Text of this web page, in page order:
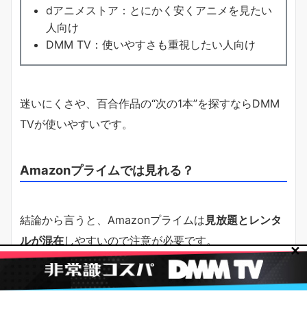
dアニメストア：とにかく安くアニメを見たい
人向け
DMM TV：使いやすさも重視したい人向け
迷いにくさや、百合作品の“次の1本”を探すならDMM
TVが使いやすいです。
Amazonプライムでは見れる？
結論から言うと、Amazonプライムは 見放題とレンタ
ルが混在しやすいので注意が必要です。
なぜなら、プライム会員でもレンタル課金が必要なケ
ースがあるからです。
✕